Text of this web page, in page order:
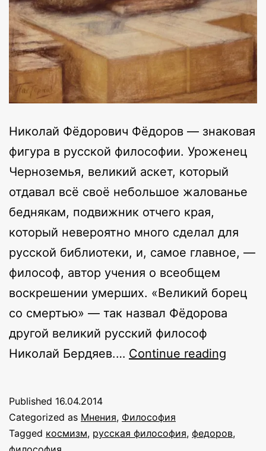
Николай Фёдорович Фёдоров — знаковая
фигура в русской философии. Уроженец
Черноземья, великий аскет, который
отдавал всё своё небольшое жалованье
беднякам, подвижник отчего края,
который невероятно много сделал для
русской библиотеки, и, самое главное, —
философ, автор учения о всеобщем
воскрешении умерших. «Великий борец
со смертью» — так назвал Фёдорова
другой великий русский философ
Николай Бердяев.… Continue reading
Published 16.04.2014
Categorized as Мнения, Философия
Tagged космизм, русская философия, федоров,